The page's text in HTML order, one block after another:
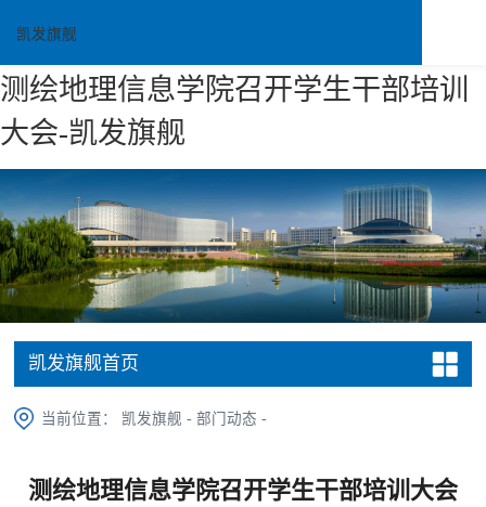
测绘地理信息学院召开学生干部培训
大会-凯发旗舰
凯发旗舰
凯发旗舰首页
当前位置： 凯发旗舰 -部门动态 -
测绘地理信息学院召开学生干部培训大会